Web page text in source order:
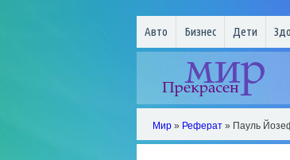
Авто Бизнес Дети
Мир » Реферат » Пауль